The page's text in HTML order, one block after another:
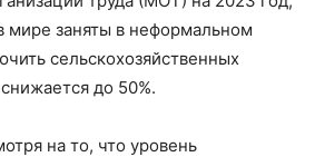
мире заняты в неформальном
сельскохозяйственных
до 50%.
на то, что уровень